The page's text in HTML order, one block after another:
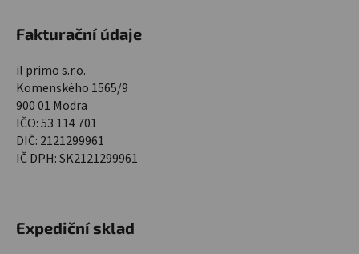
Fakturační údaje
il primo s.r.o.
Komenského 1565/9
900 01 Modra
IČO: 53 114 701
DIČ: 2121299961
IČ DPH: SK2121299961
Expediční sklad